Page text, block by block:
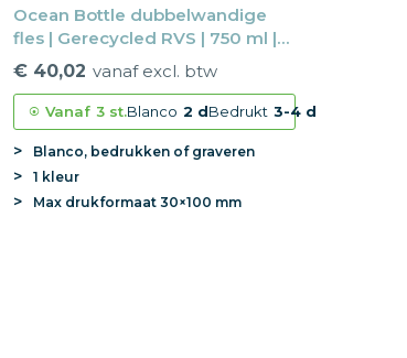
Ocean Bottle dubbelwandige
fles | Gerecycled RVS | 750 ml |
Vaatwasserbestendig
€ 40,02 vanaf excl. btw
Vanaf 3 st.Blanco 2 dBedrukt 3-4 d
Blanco, bedrukken of graveren
1 kleur
Max drukformaat30×100 mm